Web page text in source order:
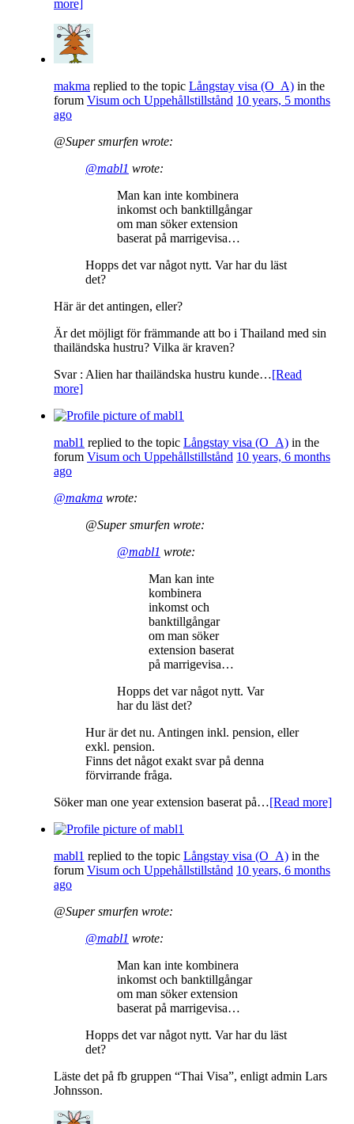
more]
makma replied to the topic Långstay visa (O_A) in the
forum Visum och Uppehållstillstånd 10 years, 5 months
ago
@Super smurfen wrote:
@mabl1 wrote:
Man kan inte kombinera
inkomst och banktillgångar
om man söker extension
baserat på marrigevisa…
Hopps det var något nytt. Var har du läst
det?
Här är det antingen, eller?
Är det möjligt för främmande att bo i Thailand med sin
thailändska hustru? Vilka är kraven?
Svar : Alien har thailändska hustru kunde…[Read
more]
mabl1 replied to the topic Långstay visa (O_A) in the
forum Visum och Uppehållstillstånd 10 years, 6 months
ago
@makma wrote:
@Super smurfen wrote:
@mabl1 wrote:
Man kan inte
kombinera
inkomst och
banktillgångar
om man söker
extension baserat
på marrigevisa…
Hopps det var något nytt. Var
har du läst det?
Hur är det nu. Antingen inkl. pension, eller
exkl. pension.
Finns det något exakt svar på denna
förvirrande fråga.
Söker man one year extension baserat på…[Read more]
mabl1 replied to the topic Långstay visa (O_A) in the
forum Visum och Uppehållstillstånd 10 years, 6 months
ago
@Super smurfen wrote:
@mabl1 wrote:
Man kan inte kombinera
inkomst och banktillgångar
om man söker extension
baserat på marrigevisa…
Hopps det var något nytt. Var har du läst
det?
Läste det på fb gruppen “Thai Visa”, enligt admin Lars
Johnsson.